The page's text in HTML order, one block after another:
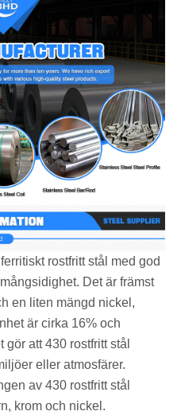
rostfritt stål med god
Det är främst
en liten mängd nickel,
är cirka 16% och
att 430 rostfritt stål
eller atmosfärer.
av 430 rostfritt stål
krom och nickel.